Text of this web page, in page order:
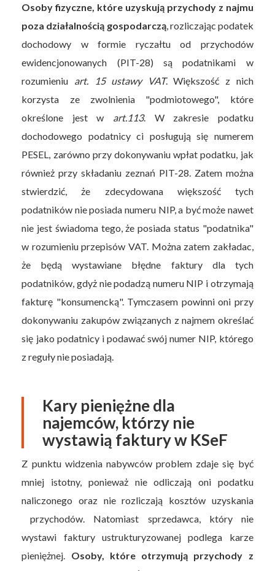
Osoby fizyczne, które uzyskują przychody z najmu
poza działalnością gospodarczą, rozliczając podatek
dochodowy w formie ryczałtu od przychodów
ewidencjonowanych (PIT-28) są podatnikami w
rozumieniu art. 15 ustawy VAT. Większość z nich
korzysta ze zwolnienia "podmiotowego", które
określone jest w art.113. W zakresie podatku
dochodowego podatnicy ci posługują się numerem
PESEL, zarówno przy dokonywaniu wpłat podatku, jak
również przy składaniu zeznań PIT-28. Zatem można
stwierdzić, że zdecydowana większość tych
podatników nie posiada numeru NIP, a być może nawet
nie jest świadoma tego, że posiada status "podatnika"
w rozumieniu przepisów VAT. Można zatem zakładac,
że będą wystawiane błędne faktury dla tych
podatników, gdyż nie podadzą numeru NIP i otrzymają
fakturę "konsumencką". Tymczasem powinni oni przy
dokonywaniu zakupów związanych z najmem określać
się jako podatnicy i podawać swój numer NIP, którego
z reguły nie posiadają.
Kary pieniężne dla
najemców, którzy nie
wystawią faktury w KSeF
Z punktu widzenia nabywców problem zdaje się być
mniej istotny, ponieważ nie odliczają oni podatku
naliczonego oraz nie rozliczają kosztów uzyskania
przychodów. Natomiast sprzedawca, który nie
wystawi faktury ustrukturyzowanej podlega karze
pieniężnej. Osoby, które otrzymują przychody z